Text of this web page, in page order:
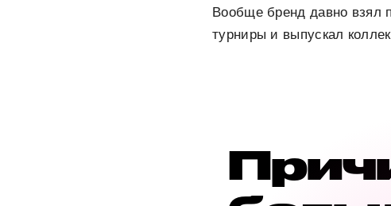
Вообще бренд давно взял
турниры и выпускал